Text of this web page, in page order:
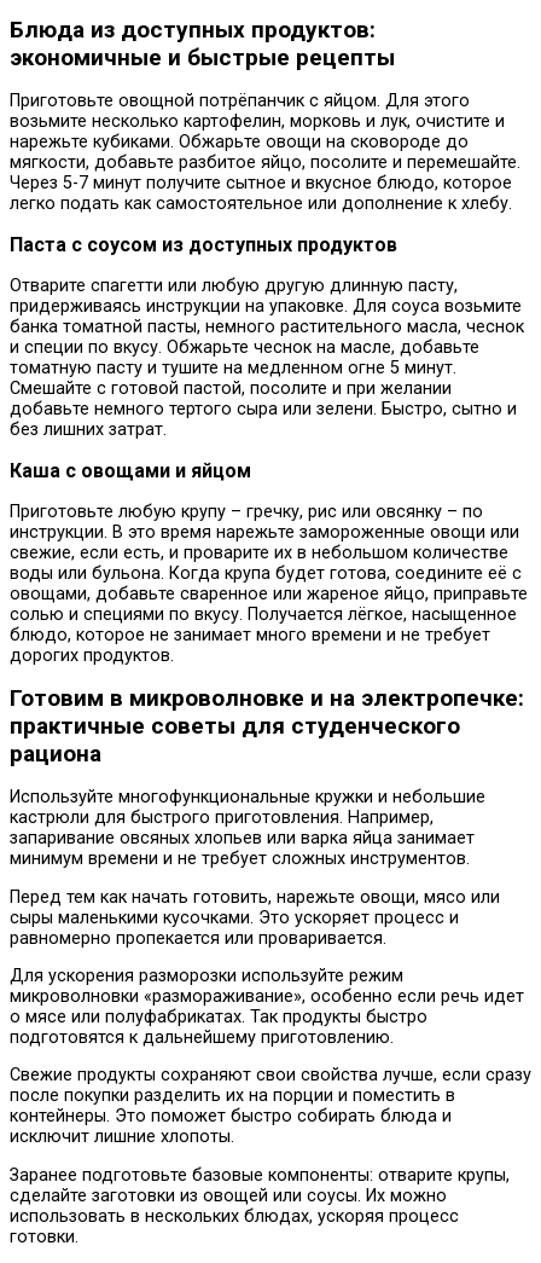
Блюда из доступных продуктов:
экономичные и быстрые рецепты
Приготовьте овощной потрёпанчик с яйцом. Для этого
возьмите несколько картофелин, морковь и лук, очистите и
нарежьте кубиками. Обжарьте овощи на сковороде до
мягкости, добавьте разбитое яйцо, посолите и перемешайте.
Через 5-7 минут получите сытное и вкусное блюдо, которое
легко подать как самостоятельное или дополнение к хлебу.
Паста с соусом из доступных продуктов
Отварите спагетти или любую другую длинную пасту,
придерживаясь инструкции на упаковке. Для соуса возьмите
банка томатной пасты, немного растительного масла, чеснок
и специи по вкусу. Обжарьте чеснок на масле, добавьте
томатную пасту и тушите на медленном огне 5 минут.
Смешайте с готовой пастой, посолите и при желании
добавьте немного тертого сыра или зелени. Быстро, сытно и
без лишних затрат.
Каша с овощами и яйцом
Приготовьте любую крупу – гречку, рис или овсянку – по
инструкции. В это время нарежьте замороженные овощи или
свежие, если есть, и проварите их в небольшом количестве
воды или бульона. Когда крупа будет готова, соедините её с
овощами, добавьте сваренное или жареное яйцо, приправьте
солью и специями по вкусу. Получается лёгкое, насыщенное
блюдо, которое не занимает много времени и не требует
дорогих продуктов.
Готовим в микроволновке и на электропечке:
практичные советы для студенческого
рациона
Используйте многофункциональные кружки и небольшие
кастрюли для быстрого приготовления. Например,
запаривание овсяных хлопьев или варка яйца занимает
минимум времени и не требует сложных инструментов.
Перед тем как начать готовить, нарежьте овощи, мясо или
сыры маленькими кусочками. Это ускоряет процесс и
равномерно пропекается или проваривается.
Для ускорения разморозки используйте режим
микроволновки «размораживание», особенно если речь идет
о мясе или полуфабрикатах. Так продукты быстро
подготовятся к дальнейшему приготовлению.
Свежие продукты сохраняют свои свойства лучше, если сразу
после покупки разделить их на порции и поместить в
контейнеры. Это поможет быстро собирать блюда и
исключит лишние хлопоты.
Заранее подготовьте базовые компоненты: отварите крупы,
сделайте заготовки из овощей или соусы. Их можно
использовать в нескольких блюдах, ускоряя процесс
готовки.